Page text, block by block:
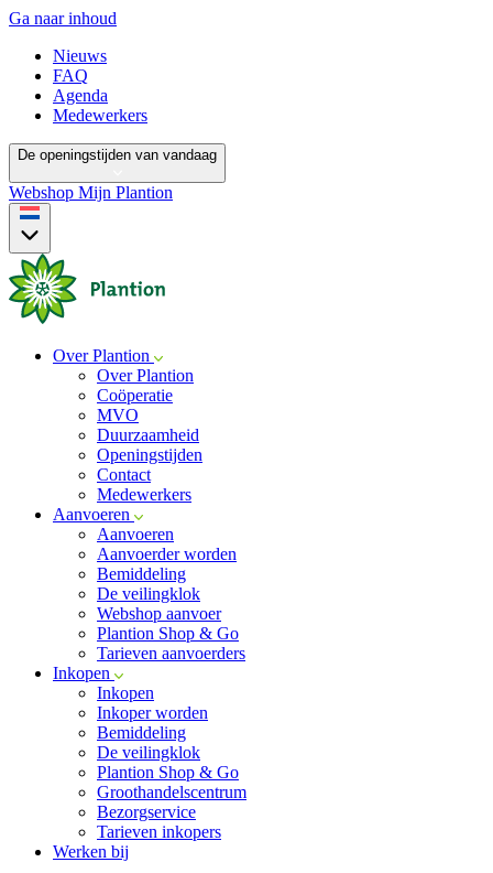
Ga naar inhoud
Nieuws
FAQ
Agenda
Medewerkers
De openingstijden van vandaag
Webshop Mijn Plantion
Over Plantion
Over Plantion
Coöperatie
MVO
Duurzaamheid
Openingstijden
Contact
Medewerkers
Aanvoeren
Aanvoeren
Aanvoerder worden
Bemiddeling
De veilingklok
Webshop aanvoer
Plantion Shop & Go
Tarieven aanvoerders
Inkopen
Inkopen
Inkoper worden
Bemiddeling
De veilingklok
Plantion Shop & Go
Groothandelscentrum
Bezorgservice
Tarieven inkopers
Werken bij